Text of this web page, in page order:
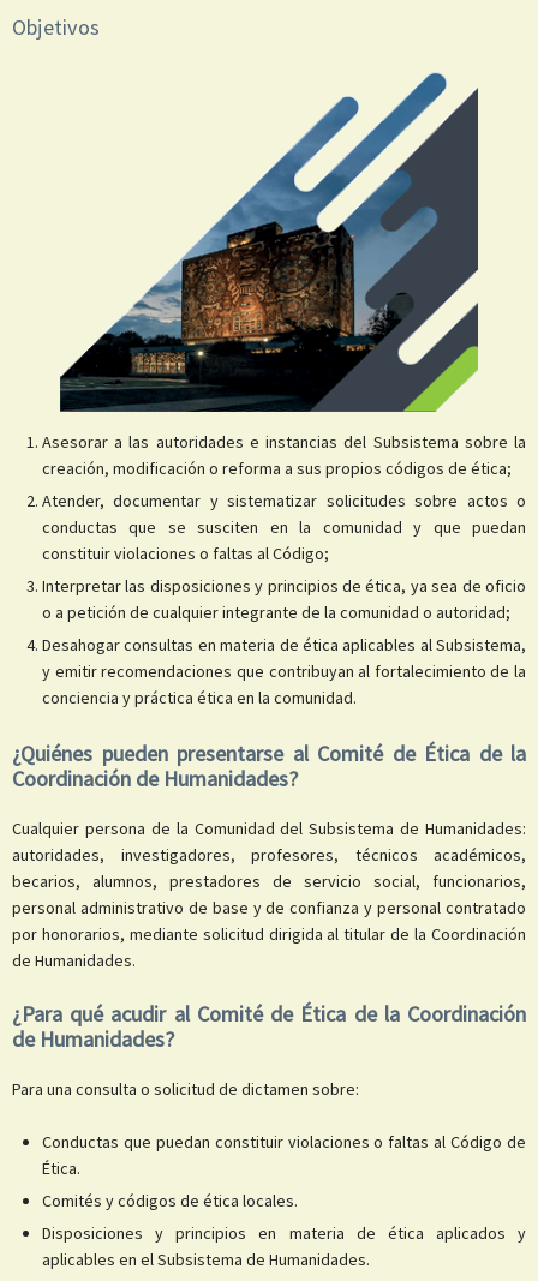
Objetivos
Asesorar a las autoridades e instancias del Subsistema sobre la
creación, modificación o reforma a sus propios códigos de ética;
Atender, documentar y sistematizar solicitudes sobre actos o
conductas que se susciten en la comunidad y que puedan
constituir violaciones o faltas al Código;
Interpretar las disposiciones y principios de ética, ya sea de oficio
o a petición de cualquier integrante de la comunidad o autoridad;
Desahogar consultas en materia de ética aplicables al Subsistema,
y emitir recomendaciones que contribuyan al fortalecimiento de la
conciencia y práctica ética en la comunidad.
¿Quiénes pueden presentarse al Comité de Ética de la
Coordinación de Humanidades?
Cualquier persona de la Comunidad del Subsistema de Humanidades:
autoridades, investigadores, profesores, técnicos académicos,
becarios, alumnos, prestadores de servicio social, funcionarios,
personal administrativo de base y de confianza y personal contratado
por honorarios, mediante solicitud dirigida al titular de la Coordinación
de Humanidades.
¿Para qué acudir al Comité de Ética de la Coordinación
de Humanidades?
Para una consulta o solicitud de dictamen sobre:
Conductas que puedan constituir violaciones o faltas al Código de
Ética.
Comités y códigos de ética locales.
Disposiciones y principios en materia de ética aplicados y
aplicables en el Subsistema de Humanidades.